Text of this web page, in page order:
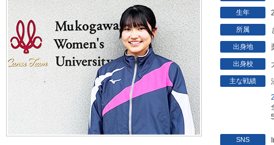
生年
所属
出身地
出身校
主な戦績
SNS